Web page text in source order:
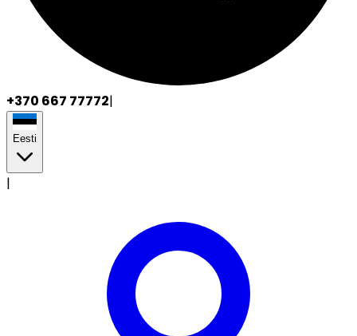
+370 667 77772|
Eesti
|